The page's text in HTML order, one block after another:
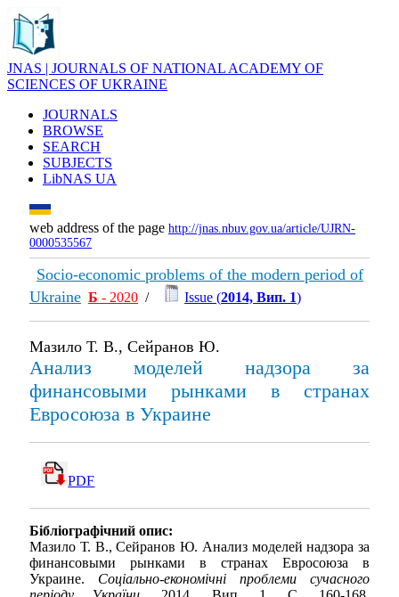
JNAS | JOURNALS OF NATIONAL ACADEMY OF
SCIENCES OF UKRAINE
JOURNALS
BROWSE
SEARCH
SUBJECTS
LibNAS UA
web address of the page http://jnas.nbuv.gov.ua/article/UJRN-
0000535567
Socio-economic problems of the modern period of
Ukraine Б - 2020 / Issue (2014, Вип. 1)
Мазило Т. В., Сейранов Ю.
Анализ моделей надзора за
финансовыми рынками в странах
Евросоюза в Украине
PDF
Бібліографічний опис:
Мазило Т. В., Сейранов Ю. Анализ моделей надзора за
финансовыми рынками в странах Евросоюза в
Украине. Соціально-економічні проблеми сучасного